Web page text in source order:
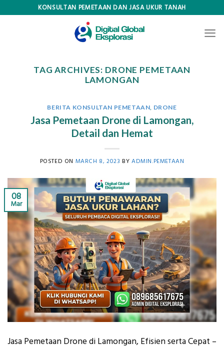
KONSULTAN PEMETAAN DAN JASA UKUR TANAH
TAG ARCHIVES: DRONE PEMETAAN
LAMONGAN
BERITA KONSULTAN PEMETAAN DRONE
Jasa Pemetaan Drone di Lamongan,
Detail dan Hemat
POSTED ON MARCH 8, 2023 BY ADMIN.PEMETAAN
08
Mar
Jasa Pemetaan Drone di Lamongan, Efisien serta Cepat –